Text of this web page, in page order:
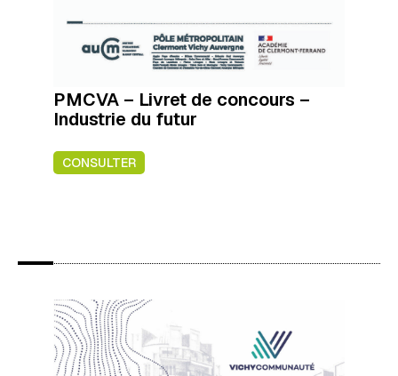
PMCVA – Livret de concours –
Industrie du futur
CONSULTER